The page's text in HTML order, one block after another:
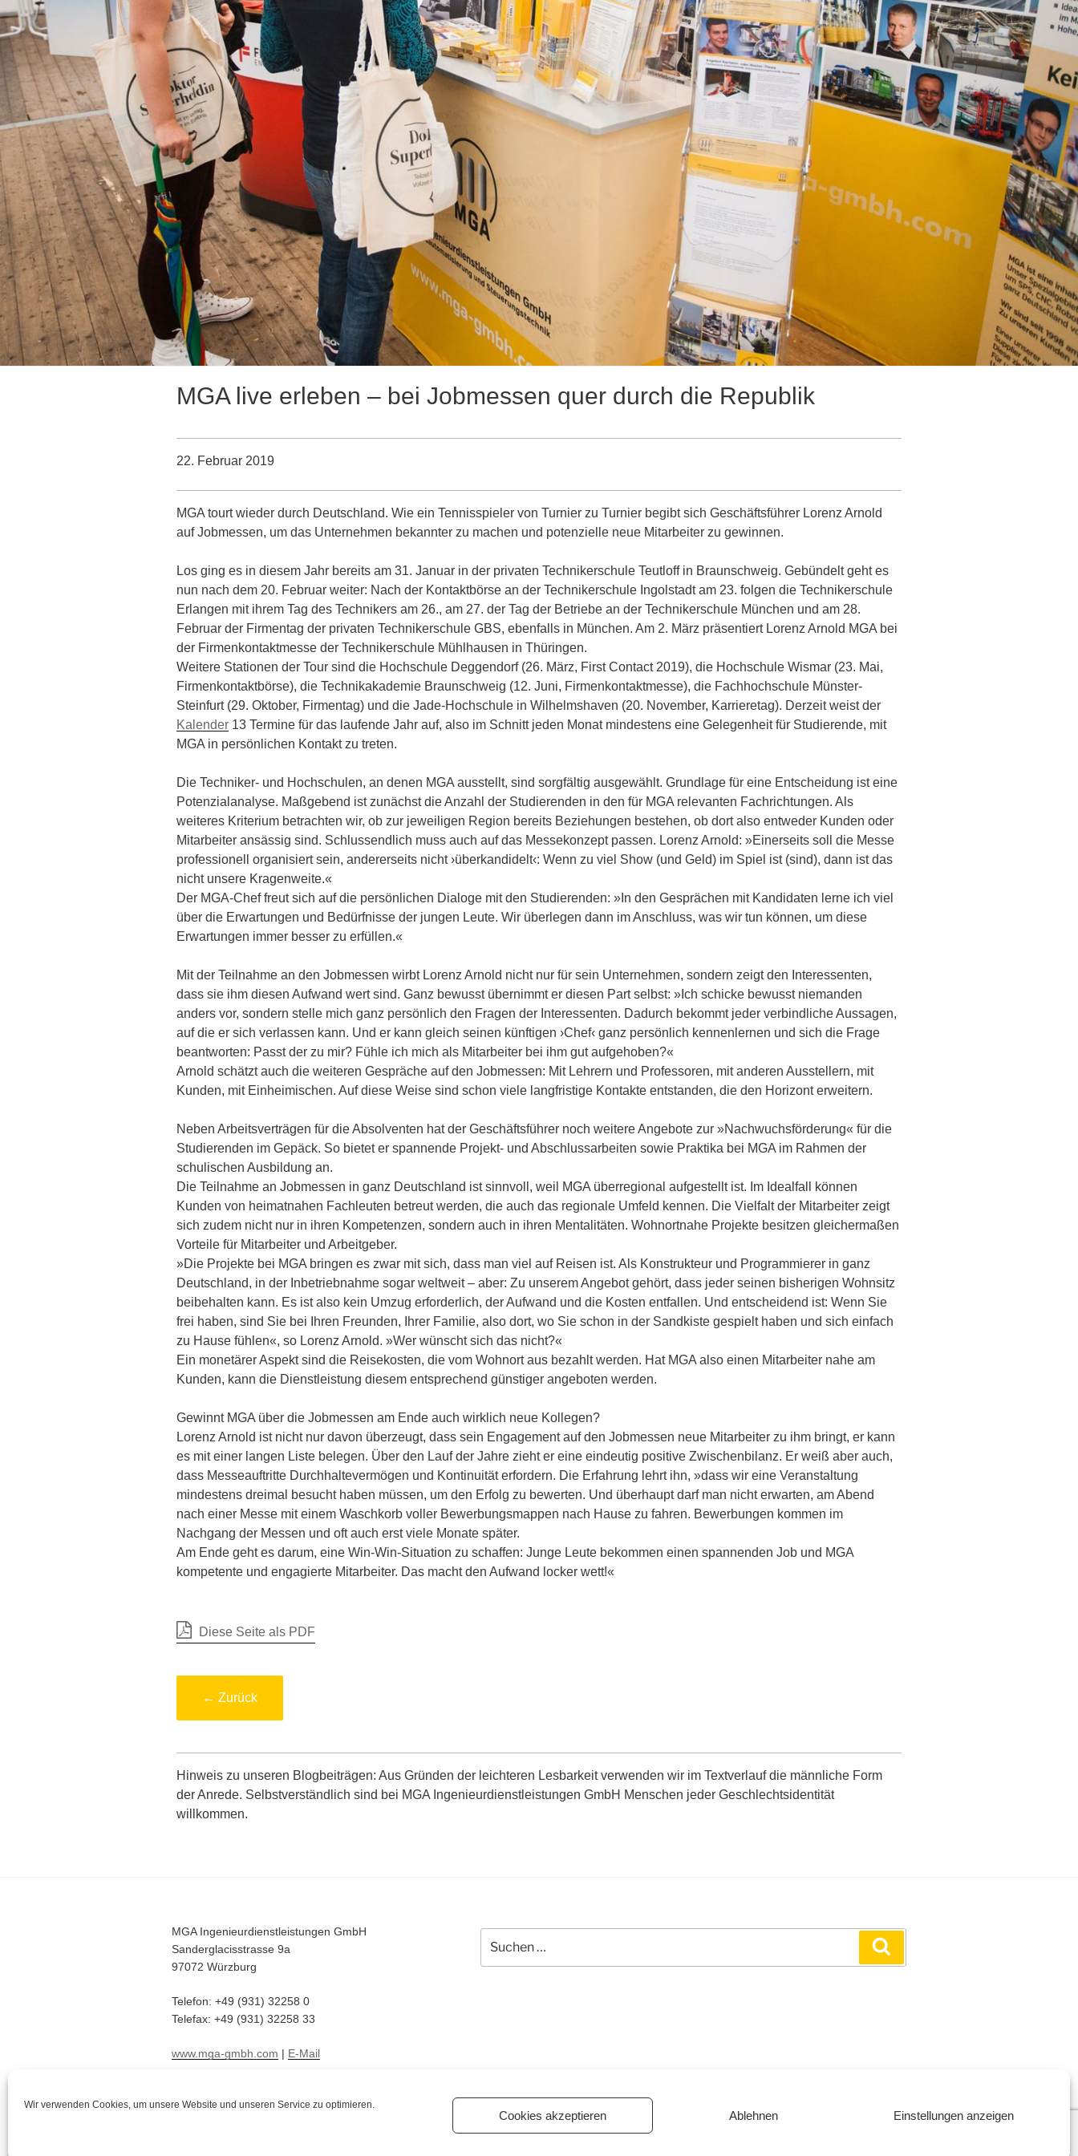
Wir verwenden Cookies, um unsere Website und unseren Service zu optimieren.
Cookies akzeptieren Ablehnen Einstellungen anzeigen
MGA live erleben – bei Jobmessen quer durch die Republik
22. Februar 2019
MGA tourt wieder durch Deutschland. Wie ein Tennisspieler von Turnier zu Turnier begibt sich Geschäftsführer Lorenz Arnold
auf Jobmessen, um das Unternehmen bekannter zu machen und potenzielle neue Mitarbeiter zu gewinnen.
Los ging es in diesem Jahr bereits am 31. Januar in der privaten Technikerschule Teutloff in Braunschweig. Gebündelt geht es
nun nach dem 20. Februar weiter: Nach der Kontaktbörse an der Technikerschule Ingolstadt am 23. folgen die Technikerschule
Erlangen mit ihrem Tag des Technikers am 26., am 27. der Tag der Betriebe an der Technikerschule München und am 28.
Februar der Firmentag der privaten Technikerschule GBS, ebenfalls in München. Am 2. März präsentiert Lorenz Arnold MGA bei
der Firmenkontaktmesse der Technikerschule Mühlhausen in Thüringen.
Weitere Stationen der Tour sind die Hochschule Deggendorf (26. März, First Contact 2019), die Hochschule Wismar (23. Mai,
Firmenkontaktbörse), die Technikakademie Braunschweig (12. Juni, Firmenkontaktmesse), die Fachhochschule Münster-
Steinfurt (29. Oktober, Firmentag) und die Jade-Hochschule in Wilhelmshaven (20. November, Karrieretag). Derzeit weist der
Kalender 13 Termine für das laufende Jahr auf, also im Schnitt jeden Monat mindestens eine Gelegenheit für Studierende, mit
MGA in persönlichen Kontakt zu treten.
Die Techniker- und Hochschulen, an denen MGA ausstellt, sind sorgfältig ausgewählt. Grundlage für eine Entscheidung ist eine
Potenzialanalyse. Maßgebend ist zunächst die Anzahl der Studierenden in den für MGA relevanten Fachrichtungen. Als
weiteres Kriterium betrachten wir, ob zur jeweiligen Region bereits Beziehungen bestehen, ob dort also entweder Kunden oder
Mitarbeiter ansässig sind. Schlussendlich muss auch auf das Messekonzept passen. Lorenz Arnold: »Einerseits soll die Messe
professionell organisiert sein, andererseits nicht ›überkandidelt‹: Wenn zu viel Show (und Geld) im Spiel ist (sind), dann ist das
nicht unsere Kragenweite.«
Der MGA-Chef freut sich auf die persönlichen Dialoge mit den Studierenden: »In den Gesprächen mit Kandidaten lerne ich viel
über die Erwartungen und Bedürfnisse der jungen Leute. Wir überlegen dann im Anschluss, was wir tun können, um diese
Erwartungen immer besser zu erfüllen.«
Mit der Teilnahme an den Jobmessen wirbt Lorenz Arnold nicht nur für sein Unternehmen, sondern zeigt den Interessenten,
dass sie ihm diesen Aufwand wert sind. Ganz bewusst übernimmt er diesen Part selbst: »Ich schicke bewusst niemanden
anders vor, sondern stelle mich ganz persönlich den Fragen der Interessenten. Dadurch bekommt jeder verbindliche Aussagen,
auf die er sich verlassen kann. Und er kann gleich seinen künftigen ›Chef‹ ganz persönlich kennenlernen und sich die Frage
beantworten: Passt der zu mir? Fühle ich mich als Mitarbeiter bei ihm gut aufgehoben?«
Arnold schätzt auch die weiteren Gespräche auf den Jobmessen: Mit Lehrern und Professoren, mit anderen Ausstellern, mit
Kunden, mit Einheimischen. Auf diese Weise sind schon viele langfristige Kontakte entstanden, die den Horizont erweitern.
Neben Arbeitsverträgen für die Absolventen hat der Geschäftsführer noch weitere Angebote zur »Nachwuchsförderung« für die
Studierenden im Gepäck. So bietet er spannende Projekt- und Abschlussarbeiten sowie Praktika bei MGA im Rahmen der
schulischen Ausbildung an.
Die Teilnahme an Jobmessen in ganz Deutschland ist sinnvoll, weil MGA überregional aufgestellt ist. Im Idealfall können
Kunden von heimatnahen Fachleuten betreut werden, die auch das regionale Umfeld kennen. Die Vielfalt der Mitarbeiter zeigt
sich zudem nicht nur in ihren Kompetenzen, sondern auch in ihren Mentalitäten. Wohnortnahe Projekte besitzen gleichermaßen
Vorteile für Mitarbeiter und Arbeitgeber.
»Die Projekte bei MGA bringen es zwar mit sich, dass man viel auf Reisen ist. Als Konstrukteur und Programmierer in ganz
Deutschland, in der Inbetriebnahme sogar weltweit – aber: Zu unserem Angebot gehört, dass jeder seinen bisherigen Wohnsitz
beibehalten kann. Es ist also kein Umzug erforderlich, der Aufwand und die Kosten entfallen. Und entscheidend ist: Wenn Sie
frei haben, sind Sie bei Ihren Freunden, Ihrer Familie, also dort, wo Sie schon in der Sandkiste gespielt haben und sich einfach
zu Hause fühlen«, so Lorenz Arnold. »Wer wünscht sich das nicht?«
Ein monetärer Aspekt sind die Reisekosten, die vom Wohnort aus bezahlt werden. Hat MGA also einen Mitarbeiter nahe am
Kunden, kann die Dienstleistung diesem entsprechend günstiger angeboten werden.
Gewinnt MGA über die Jobmessen am Ende auch wirklich neue Kollegen?
Lorenz Arnold ist nicht nur davon überzeugt, dass sein Engagement auf den Jobmessen neue Mitarbeiter zu ihm bringt, er kann
es mit einer langen Liste belegen. Über den Lauf der Jahre zieht er eine eindeutig positive Zwischenbilanz. Er weiß aber auch,
dass Messeauftritte Durchhaltevermögen und Kontinuität erfordern. Die Erfahrung lehrt ihn, »dass wir eine Veranstaltung
mindestens dreimal besucht haben müssen, um den Erfolg zu bewerten. Und überhaupt darf man nicht erwarten, am Abend
nach einer Messe mit einem Waschkorb voller Bewerbungsmappen nach Hause zu fahren. Bewerbungen kommen im
Nachgang der Messen und oft auch erst viele Monate später.
Am Ende geht es darum, eine Win-Win-Situation zu schaffen: Junge Leute bekommen einen spannenden Job und MGA
kompetente und engagierte Mitarbeiter. Das macht den Aufwand locker wett!«
Diese Seite als PDF
← Zurück
Hinweis zu unseren Blogbeiträgen: Aus Gründen der leichteren Lesbarkeit verwenden wir im Textverlauf die männliche Form
der Anrede. Selbstverständlich sind bei MGA Ingenieurdienstleistungen GmbH Menschen jeder Geschlechtsidentität
willkommen.
MGA Ingenieurdienstleistungen GmbH
Sanderglacisstrasse 9a
97072 Würzburg
Telefon: +49 (931) 32258 0
Telefax: +49 (931) 32258 33
www.mga-gmbh.com | E-Mail
nach: